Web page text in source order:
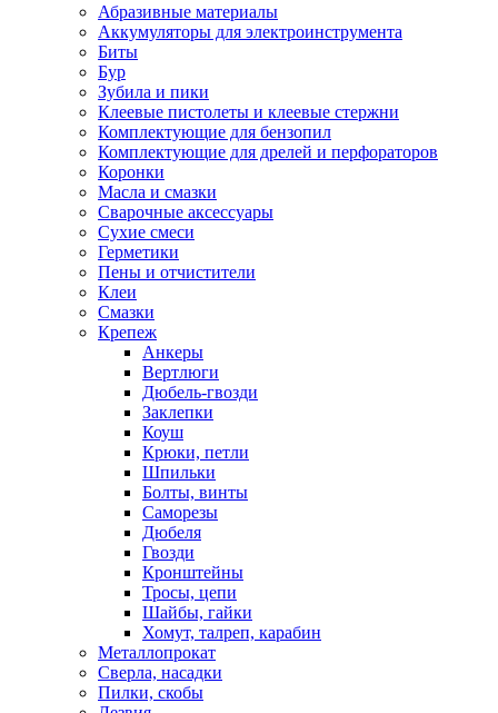
Абразивные материалы
Аккумуляторы для электроинструмента
Биты
Бур
Зубила и пики
Клеевые пистолеты и клеевые стержни
Комплектующие для бензопил
Комплектующие для дрелей и перфораторов
Коронки
Масла и смазки
Сварочные аксессуары
Сухие смеси
Герметики
Пены и отчистители
Клеи
Смазки
Крепеж
Анкеры
Вертлюги
Дюбель-гвозди
Заклепки
Коуш
Крюки, петли
Шпильки
Болты, винты
Саморезы
Дюбеля
Гвозди
Кронштейны
Тросы, цепи
Шайбы, гайки
Хомут, талреп, карабин
Металлопрокат
Сверла, насадки
Пилки, скобы